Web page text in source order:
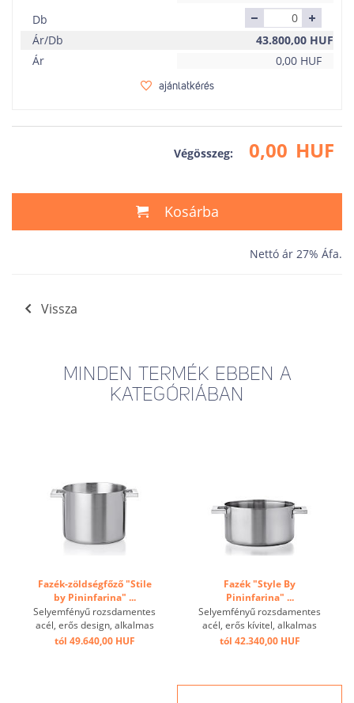
Db
Ár/Db
43.800,00 HUF
Ár
0,00 HUF
ajánlatkérés
Végösszeg: 0,00 HUF
Kosárba
Nettó ár 27% Áfa.
Vissza
MINDEN TERMÉK EBBEN A
KATEGÓRIÁBAN
Fazék-zöldségfőző "Stile
by Pininfarina" ...
Selyemfényű rozsdamentes
acél, erős design, alkalmas
minden típusú tűzhelyhez ...
tól 49.640,00 HUF
Fazék "Style By
Pininfarina" ...
Selyemfényű rozsdamentes
acél, erős kívitel, alkalmas
minden típusú tűzhelyhez ...
tól 42.340,00 HUF